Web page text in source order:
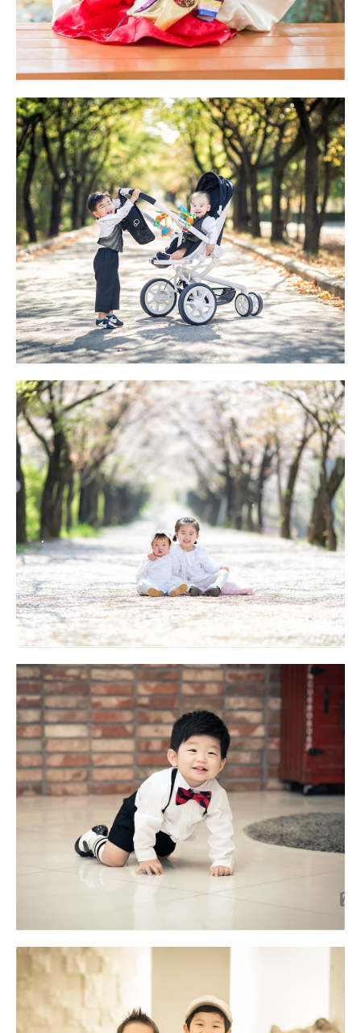
아현정 대구돌스냅
돌잔치 야외스냅 대구돌스냅
가정집 돌잔치 야외 스냅촬영 대구돌스냅